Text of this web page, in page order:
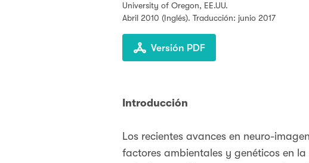
University of Oregon, EE.UU.
Abril 2010 (Inglés). Traducción: junio 2017
Versión PDF
Introducción
Los recientes avances en neuro-
factores ambientales y genéticos en